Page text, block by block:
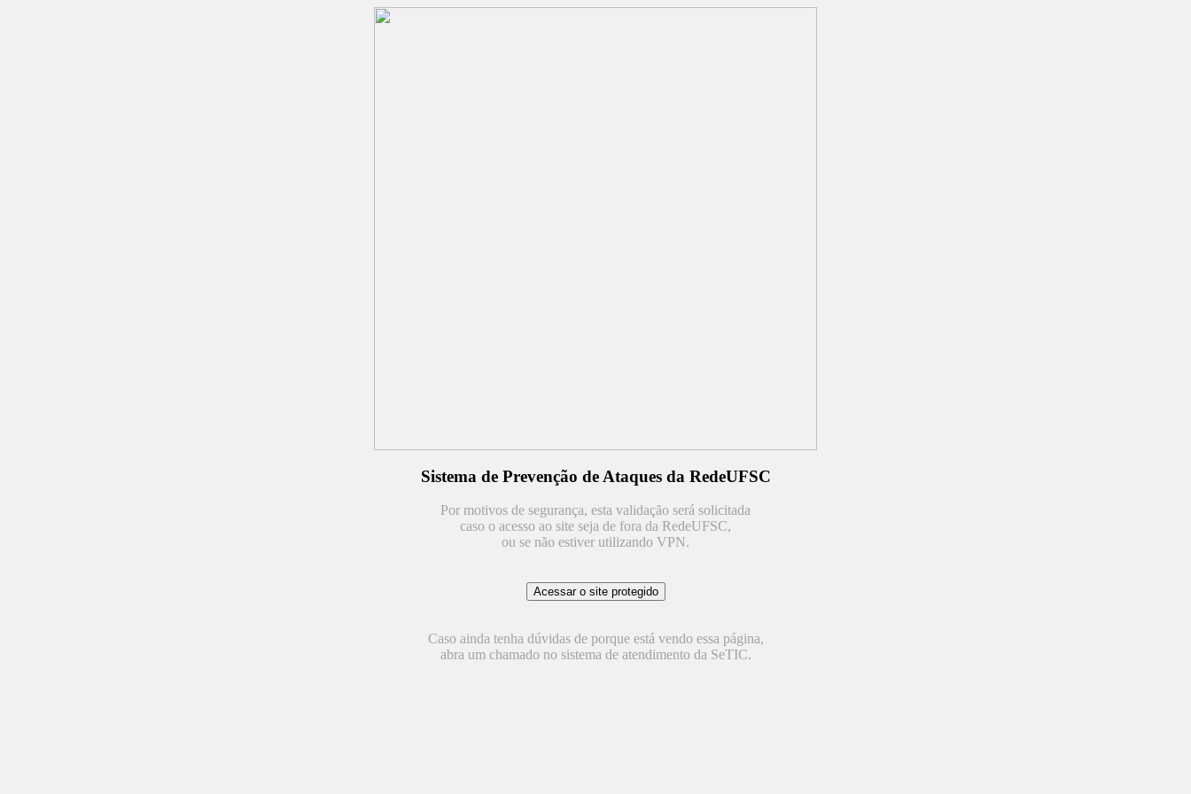
Sistema de Prevenção de Ataques da RedeUFSC
Por motivos de segurança, esta validação será solicitada
caso o acesso ao site seja de fora da RedeUFSC,
ou se não estiver utilizando VPN.
Caso ainda tenha dúvidas de porque está vendo essa página,
abra um chamado no sistema de atendimento da SeTIC.